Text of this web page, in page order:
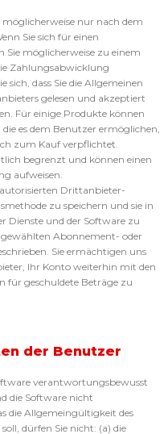
möglicherweise nur nach dem
Sie sich für einen
Sie möglicherweise zu einem
Zahlungsabwicklung
dass Sie die Allgemeinen
gelesen und akzeptiert
Für einige Produkte können
es dem Benutzer ermöglichen,
zum Kauf verpflichtet.
begrenzt und können einen
aufweisen.
Drittanbieter-
zu speichern und sie in
Dienste und der Software zu
Abonnement- oder
Sie ermächtigen uns
Ihr Konto weiterhin mit den
für geschuldete Beträge zu
der Benutzer
verantwortungsbewusst
die Software nicht
die Allgemeingültigkeit des
dürfen Sie nicht: (a) die